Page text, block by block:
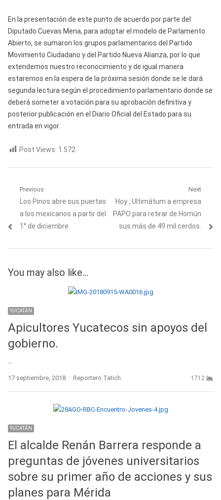
En la presentación de este punto de acuerdo por parte del
Diputado Cuevas Mena, para adoptar el modelo de Parlamento
Abierto, se sumaron los grupos parlamentarios del Partido
Movimiento Ciudadano y del Partido Nueva Alianza, por lo que
extendemos nuestro reconocimiento y de igual manera
estaremos en la espera de la próxima sesión donde se le dará
segunda lectura según el procedimiento parlamentario donde se
deberá someter a votación para su aprobación definitiva y
posterior publicación en el Diario Oficial del Estado para su
entrada en vigor.
Post Views: 1.572
Navegación
de
entradas
Previous
Previous
post:
Los Pinos abre sus puertas
a los mexicanos a partir del
1° de diciembre
Next
Next
post:
Hoy , Ultimátum a empresa
PAPO para retirar de Homún
sus más de 49 mil cerdos.
You may also like...
YUCATÁN
Apicultores Yucatecos sin apoyos del
gobierno.
17 septiembre, 2018 Author
Reportero Tatich 1712
YUCATÁN
El alcalde Renán Barrera responde a
preguntas de jóvenes universitarios
sobre su primer año de acciones y sus
planes para Mérida